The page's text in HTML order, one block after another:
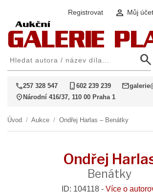
Registrovat person Můj
search
call257 328 547 phone_iphone602 239 239 mail
location_on Národní 416/37, 110 00 Praha 1
Úvod / Aukce / Ondřej Harlas – Benátky
Ondřej
Benátky
ID: 104118 - Více o